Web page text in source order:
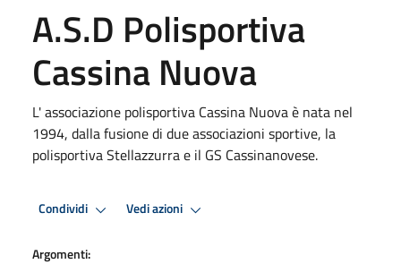
A.S.D Polisportiva
Cassina Nuova
L' associazione polisportiva Cassina Nuova è nata nel
1994, dalla fusione di due associazioni sportive, la
polisportiva Stellazzurra e il GS Cassinanovese.
Condividi Vedi azioni
Argomenti: